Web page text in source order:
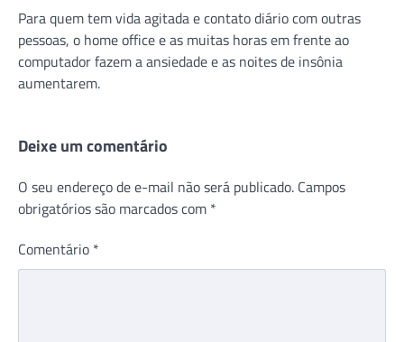
Para quem tem vida agitada e contato diário com outras
pessoas, o home office e as muitas horas em frente ao
computador fazem a ansiedade e as noites de insônia
aumentarem.
Deixe um comentário
O seu endereço de e-mail não será publicado. Campos
obrigatórios são marcados com *
Comentário *